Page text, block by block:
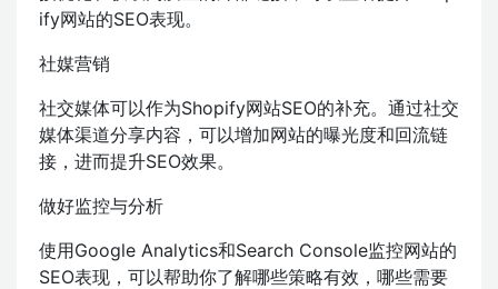
ify网站的SEO表现。
社媒营销
社交媒体可以作为Shopify网站SEO的补充。通过社交
媒体渠道分享内容，可以增加网站的曝光度和回流链
接，进而提升SEO效果。
做好监控与分析
使用Google Analytics和Search Console监控网站的
SEO表现，可以帮助你了解哪些策略有效，哪些需要